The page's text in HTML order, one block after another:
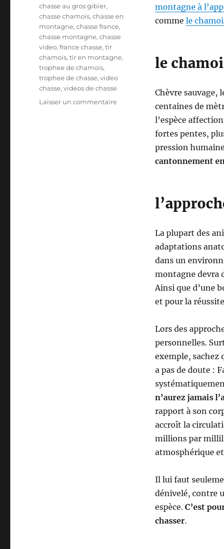
montagne à
comme le
le
Chèvre sauvage,
centaines de
l’espèce
fortes pentes,
pression
cantonnement
La plupart des
adaptations
dans un
montagne devra
Ainsi que d’une
et pour la
Lors des
personnelles.
exemple, sachez
a pas de doute :
n’aurez jamais
rapport à son
accroît la
millions par
atmosphérique
Il lui faut
dénivelé, contre
espèce. C’est
chasser.
u
e
t
t
e
s
chasse au gros gibier,
chasse chamois,chasse en
montagne,chasse france,
chasse montagne,chasse
video,france chasse,tir
chamois,tir en montagne,
trophee de chamois,
trophee de chasse,video
chasse,videos de chasse
Laisser un commentaires